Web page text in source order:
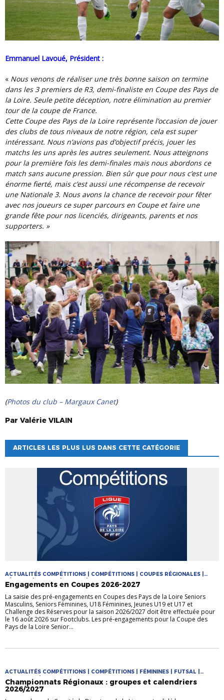
Emmanuel Lavoué, Président :
« Nous venons de réaliser une très bonne saison on termine
dans les 3 premiers de R3, demi-finaliste en Coupe des Pays de
la Loire. Seule petite déception, notre élimination au premier
tour de la coupe de France.
Cette Coupe des Pays de la Loire représente l’occasion de jouer
des clubs de tous niveaux de notre région, cela est super
intéressant. Nous n’avions pas d’objectif précis, jouer les
matchs les uns après les autres seulement. Nous atteignons
pour la première fois les demi-finales mais nous abordons ce
match sans aucune pression. Bien sûr que pour nous c’est une
énorme fierté, mais c’est aussi une récompense de recevoir
une Nationale 3. Nous avons la chance de recevoir pour fêter
avec nos joueurs ce super parcours en Coupe et faire une
grande fête pour nos licenciés, dirigeants, parents et nos
supporters. »
( Photos du club – Margaux Canet)
Par Valérie VILAIN
ARTICLES LES PLUS LUS DANS CETTE CATÉGORIE
ACTUALITÉS COMPÉTITIONS | COMPÉTITIONS | COUPES RÉGIONALES |
FÉMININE | FUTSAL | JEUNES | MASCULIN
Engagements en Coupes 2026-2027
La saisie des pré-engagements en Coupes des Pays de la Loire Seniors
Masculins, Seniors Féminines, U18 Féminines, Jeunes U19 et U17 et
Challenge des Réserves pour la saison 2026/2027 doit être effectuée pour
le 16 août 2026 sur Footclubs. Les pré-engagements pour la Coupe des
Pays de la Loire Senior...
ACTUALITÉS COMPÉTITIONS | COMPÉTITIONS | FÉMININES | FUTSAL |
PRATIQUES | PRATIQUES JEUNES
Championnats Régionaux : groupes et calendriers
2026/2027